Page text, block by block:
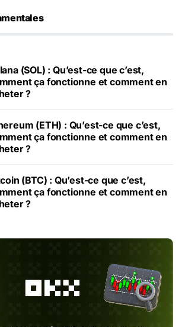
(SOL) : Qu’est-ce que c’est,
ça fonctionne et comment en
?
(ETH) : Qu’est-ce que c’est,
ça fonctionne et comment en
?
(BTC) : Qu’est-ce que c’est,
ça fonctionne et comment en
?